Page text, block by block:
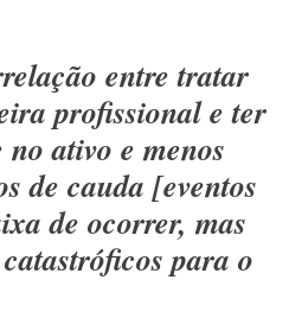
entre tratar
profissional e ter
ativo e menos
de cauda [eventos
de ocorrer, mas
para o